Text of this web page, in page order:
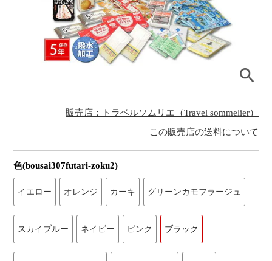
販売店：トラベルソムリエ（Travel sommelier）
この販売店の送料について
色(bousai307futari-zoku2)
イエロー オレンジ カーキ グリーンカモフラージュ
スカイブルー ネイビー ピンク ブラック